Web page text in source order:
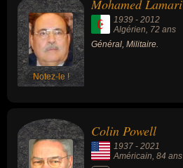
Notez-le !
Mohamed Lamari
1939 - 2012
Algérien , 72 ans
Général, Militaire.
Colin Powell
1937 - 2021
Américain, 84 ans